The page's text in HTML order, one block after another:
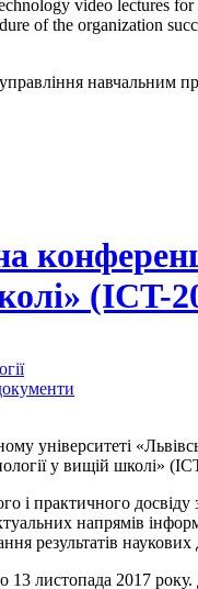
video lectures
of the organization
навчальним
(ICT-
університеті
у вищій школі»
і практичного досвіду
напрямів
результатів наукових
13 листопада 2017